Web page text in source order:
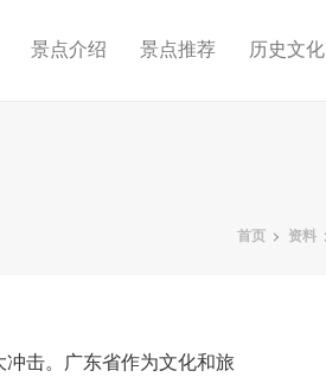
景点介绍 景点推荐 历史文化
首页 资料
击。广东省作为文化和旅